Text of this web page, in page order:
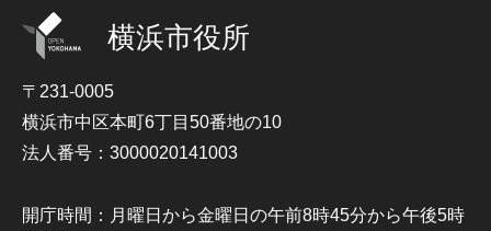
横浜市役所
〒231-0005
横浜市中区本町6丁目50番地の10
法人番号：3000020141003
開庁時間：月曜日から金曜日の午前8時45分から午後5時